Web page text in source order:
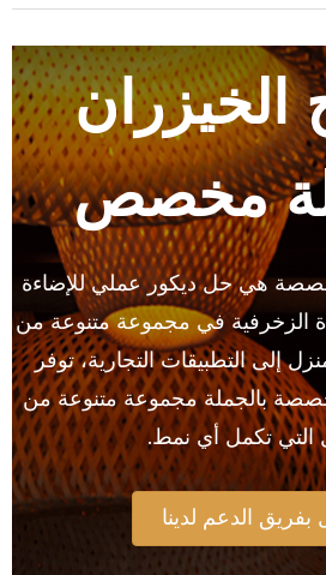
الخيزران
مخصص
هي حل ديكور عملي للإضاءة
الزخرفية في مجموعة متنوعة من
إلى التطبيقات التجارية، توفر
بالجملة مجموعة متنوعة من
التي تكمل أي نمط.
الدعم لدينا